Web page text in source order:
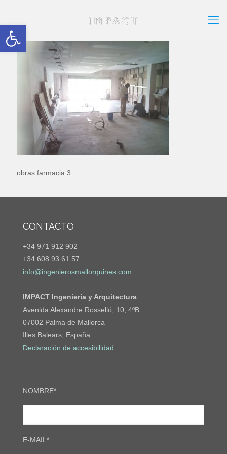
Abrir barra de herramientas
obras farmacia 3
CONTACTO
+34 971 912 902
+34 608 93 61 57
info@ingenierosmallorquines.com
IMPACT Ingeniería y Arquitectura
Avenida Alexandre Rosselló, 10, 4ºB
07002 Palma de Mallorca
Illes Balears, España.
Declaración de accesibilidad
NOMBRE*
E-MAIL*